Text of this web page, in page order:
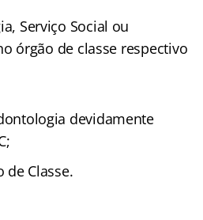
Serviço Social ou
órgão de classe respectivo
devidamente
de Classe.